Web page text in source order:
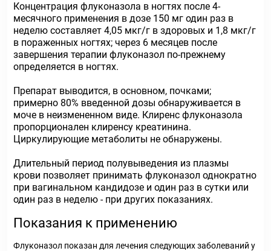
Концентрация флуконазола в ногтях после 4-
месячного применения в дозе 150 мг один раз в
неделю составляет 4,05 мкг/г в здоровых и 1,8 мкг/г
в пораженных ногтях; через 6 месяцев после
завершения терапии флуконазол по-прежнему
определяется в ногтях.
Препарат выводится, в основном, почками;
примерно 80% введенной дозы обнаруживается в
моче в неизмененном виде. Клиренс флуконазола
пропорционален клиренсу креатинина.
Циркулирующие метаболиты не обнаружены.
Длительный период полувыведения из плазмы
крови позволяет принимать флуконазол однократно
при вагинальном кандидозе и один раз в сутки или
один раз в неделю - при других показаниях.
Показания к применению
Флуконазол показан для лечения следующих заболеваний у